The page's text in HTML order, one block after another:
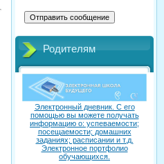
Родителям
Электронный дневник. C его
помощью вы можете получать
информацию о: успеваемости;
посещаемости; домашних
заданиях; расписании и т.д.
Электронное портфолио
обучающихся.